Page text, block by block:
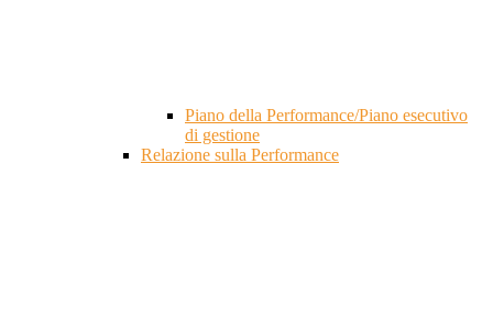
Piano della Performance/Piano esecutivo
di gestione
Relazione sulla Performance